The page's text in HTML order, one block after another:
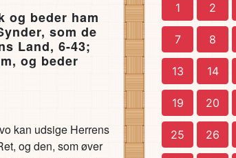
og beder ham
som de
Land, 6-43;
og beder
kan udsige Herrens
og den, som øver
1 2
7 8
13 14
19 20
25 26